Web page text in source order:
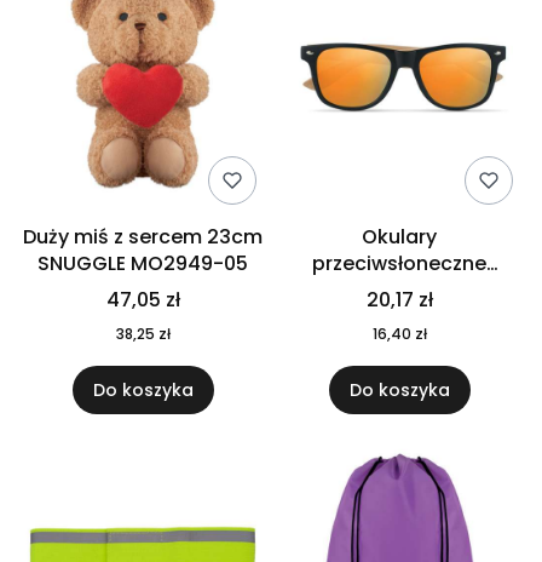
Duży miś z sercem 23cm
SNUGGLE MO2949-05
47,05 zł
38,25 zł
Do koszyka
Okulary
przeciwsłoneczne
CALIFORNIA TOUCH
MO9617-10
20,17 zł
16,40 zł
Do koszyka